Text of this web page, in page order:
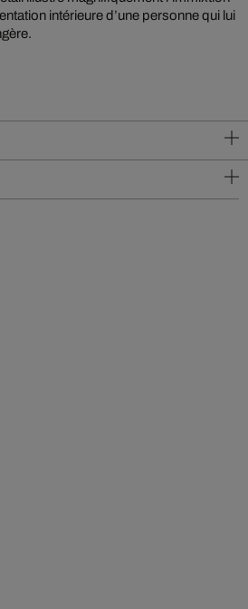
intérieure d’une personne qui lui